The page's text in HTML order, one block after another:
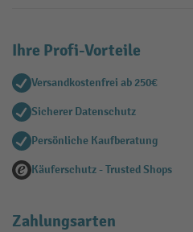
Ihre Profi-Vorteile
Versandkostenfrei ab 250€
Sicherer Datenschutz
Persönliche Kaufberatung
Käuferschutz - Trusted Shops
Zahlungsarten